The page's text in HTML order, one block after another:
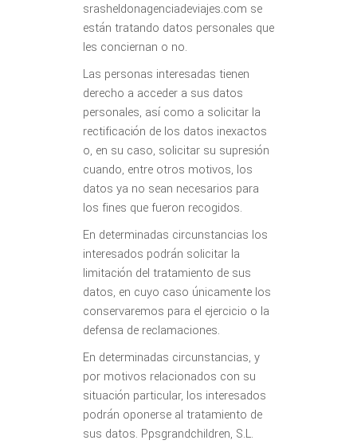
srasheldonagenciadeviajes.com se
están tratando datos personales que
les conciernan o no.
Las personas interesadas tienen
derecho a acceder a sus datos
personales, así como a solicitar la
rectificación de los datos inexactos
o, en su caso, solicitar su supresión
cuando, entre otros motivos, los
datos ya no sean necesarios para
los fines que fueron recogidos.
En determinadas circunstancias los
interesados podrán solicitar la
limitación del tratamiento de sus
datos, en cuyo caso únicamente los
conservaremos para el ejercicio o la
defensa de reclamaciones.
En determinadas circunstancias, y
por motivos relacionados con su
situación particular, los interesados
podrán oponerse al tratamiento de
sus datos. Ppsgrandchildren, S.L.